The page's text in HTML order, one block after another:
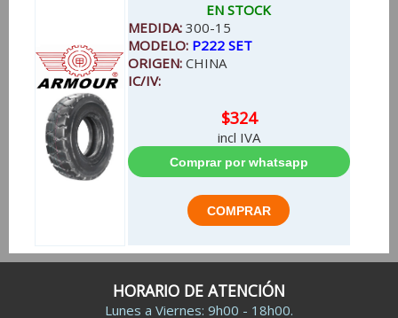
EN STOCK
MEDIDA: 300-15
MODELO: P222 SET
ORIGEN: CHINA
IC/IV:
$324
incl IVA
HORARIO DE ATENCIÓN
Lunes a Viernes: 9h00 - 18h00.